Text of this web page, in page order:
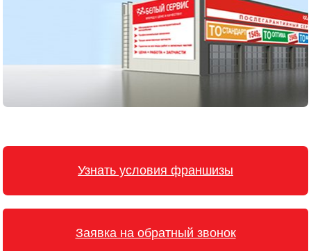
Муравленко
Мурманск
Одинцово
Узнать условия франшизы
Заявка на обратный звонок